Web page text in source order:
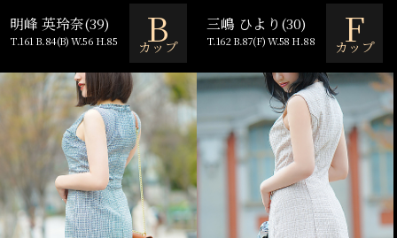
明峰 英玲奈(39)
T.161 B.84(B) W.56 H.85 B
カップ
三嶋 ひより(30)
T.162 B.87(F) W.58 H.88 F
カップ